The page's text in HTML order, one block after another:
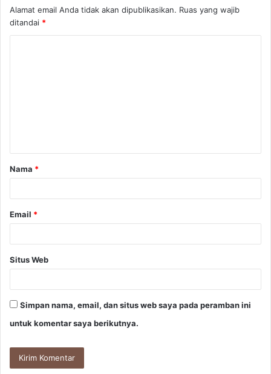
Alamat email Anda tidak akan dipublikasikan. Ruas yang wajib
ditandai *
a
r
Nama *
Email *
Situs Web
Simpan nama, email, dan situs web saya pada peramban ini
untuk komentar saya berikutnya.